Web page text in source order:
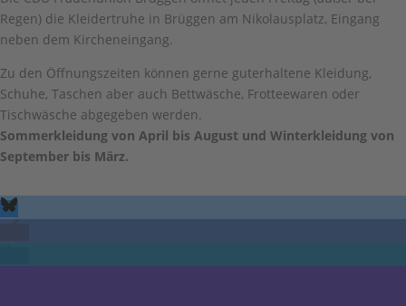
Regen) die Kleidertruhe in Brüggen am Nikolausplatz, Eingang
neben dem Kircheneingang.
Zu den Öffnungszeiten können gerne guterhaltene Kleidung,
Schuhe, Taschen aber auch Bettwäsche, Frotteewaren oder
Tischwäsche abgegeben werden.
Sommerkleidung von April bis August und Winterkleidung von
September bis März.